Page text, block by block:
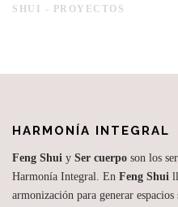
SHUI - PROYECTOS
HARMONÍA INTEGRAL
Feng Shui y Ser cuerpo son los
Harmonía Integral. En Feng Shui
armonización para generar